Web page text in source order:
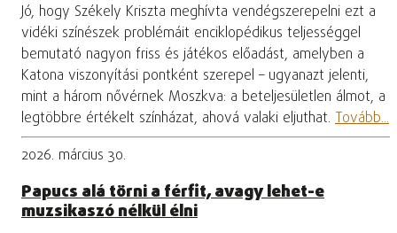
Jó, hogy Székely Kriszta meghívta vendégszerepelni ezt a
vidéki színészek problémáit enciklopédikus teljességgel
bemutató nagyon friss és játékos előadást, amelyben a
Katona viszonyítási pontként szerepel – ugyanazt jelenti,
mint a három nővérnek Moszkva: a beteljesületlen álmot, a
legtöbbre értékelt színházat, ahová valaki eljuthat. Tovább...
2026. március 30.
Papucs alá törni a férfit, avagy lehet-e
muzsikaszó nélkül élni